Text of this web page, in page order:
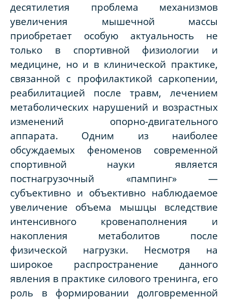
десятилетия проблема механизмов
увеличения мышечной массы
приобретает особую актуальность не
только в спортивной физиологии и
медицине, но и в клинической практике,
связанной с профилактикой саркопении,
реабилитацией после травм, лечением
метаболических нарушений и возрастных
изменений опорно-двигательного
аппарата. Одним из наиболее
обсуждаемых феноменов современной
спортивной науки является
постнагрузочный «пампинг» —
субъективно и объективно наблюдаемое
увеличение объема мышцы вследствие
интенсивного кровенаполнения и
накопления метаболитов после
физической нагрузки. Несмотря на
широкое распространение данного
явления в практике силового тренинга, его
роль в формировании долговременной